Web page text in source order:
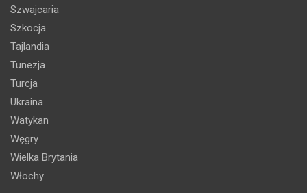
Szwajcaria
Szkocja
Tajlandia
Tunezja
Turcja
Ukraina
Watykan
Węgry
Wielka Brytania
Włochy